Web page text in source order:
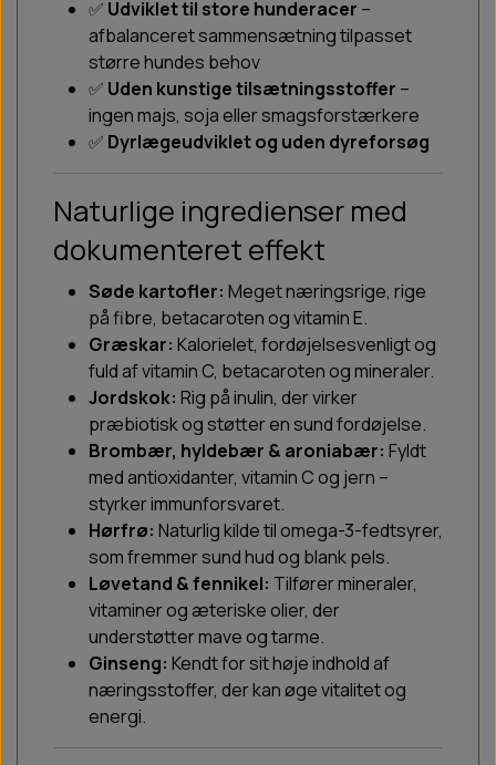
✅ Udviklet til store hunderacer –
afbalanceret sammensætning tilpasset
større hundes behov
✅ Uden kunstige tilsætningsstoffer –
ingen majs, soja eller smagsforstærkere
✅ Dyrlægeudviklet og uden dyreforsøg
Naturlige ingredienser med
dokumenteret effekt
Søde kartofler: Meget næringsrige, rige
på fibre, betacaroten og vitamin E.
Græskar: Kalorielet, fordøjelsesvenligt og
fuld af vitamin C, betacaroten og mineraler.
Jordskok: Rig på inulin, der virker
præbiotisk og støtter en sund fordøjelse.
Brombær, hyldebær & aroniabær: Fyldt
med antioxidanter, vitamin C og jern –
styrker immunforsvaret.
Hørfrø: Naturlig kilde til omega-3-fedtsyrer,
som fremmer sund hud og blank pels.
Løvetand & fennikel: Tilfører mineraler,
vitaminer og æteriske olier, der
understøtter mave og tarme.
Ginseng: Kendt for sit høje indhold af
næringsstoffer, der kan øge vitalitet og
energi.